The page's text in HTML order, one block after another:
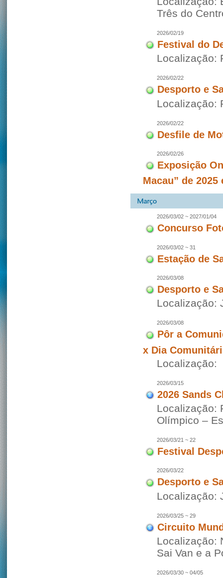
Três do
2026/02/19
Festival do
Localização:
2026/02/22
Desporto e
Localização:
2026/02/22
Desfile de
2026/02/26
Exposição
Macau” de
2026/03/02 ~ 2027/01/04
Concurso
2026/03/02 ~ 31
Estação de
2026/03/08
Desporto e
Localização:
2026/03/08
Pôr a
x Dia
Localização:
2026/03/15
2026 Sands
Localização:
Olímpico –
2026/03/21 ~ 22
Festival
2026/03/22
Desporto e
Localização:
2026/03/25 ~ 29
Circuito
Localização:
Sai Van e a
2026/03/30 ~ 04/05